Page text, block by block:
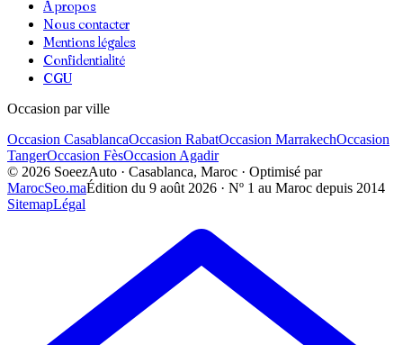
À propos
Nous contacter
Mentions légales
Confidentialité
CGU
Occasion par ville
Occasion CasablancaOccasion RabatOccasion MarrakechOccasion
TangerOccasion FèsOccasion Agadir
© 2026 SoeezAuto · Casablanca, Maroc · Optimisé par
MarocSeo.maÉdition du 9 août 2026 · Nº 1 au Maroc depuis 2014
SitemapLégal